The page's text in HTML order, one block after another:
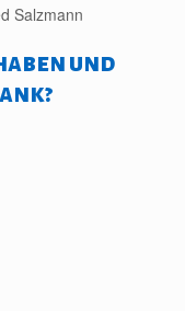
Salzmann
und